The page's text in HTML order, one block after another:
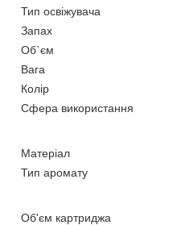
Тип освіжувача
Запах
Об`єм
Вага
Колір
Сфера використання
Матеріал
Тип аромату
Об'єм картриджа